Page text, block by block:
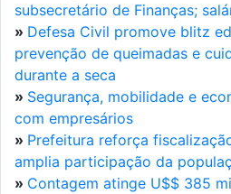
subsecretário de Finanças;
» Defesa Civil promove blitz
prevenção de queimadas e
durante a seca
» Segurança, mobilidade e
com empresários
» Prefeitura reforça
amplia participação da
» Contagem atinge U$$ 385